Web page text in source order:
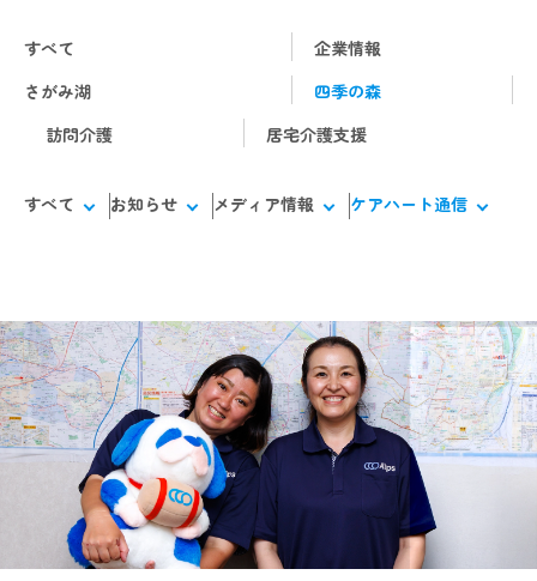
すべて
企業情報
さがみ湖
四季の森
訪問介護
居宅介護支援
すべて お知らせ メディア情報 ケアハート通信